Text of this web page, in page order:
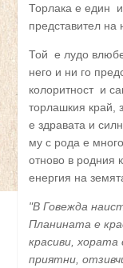
Торлака е един
представител на
Той е лудо
него и ни го
колоритност и
торлашкия край,
е здравата и
му с рода е
отново в родния
енергия на
"В Говежда
Планината е
красиви, хората
приятни,